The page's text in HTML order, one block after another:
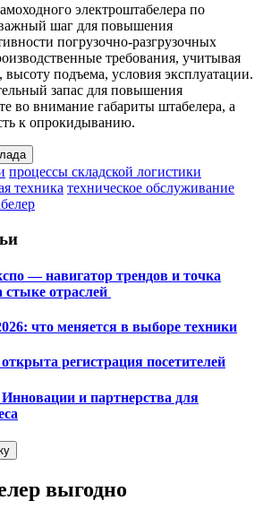
электроштабелера по
шаг для повышения
погрузочно-разгрузочных
требования, учитывая
высоту подъема, условия эксплуатации.
запас для повышения
во внимание габариты штабелера, а
к опрокидыванию.
процессы складской логистики
техника техническое обслуживание
— навигатор трендов и точка
стыке отраслей
что меняется в выборе техники
регистрация посетителей
и партнерства для
выгодно